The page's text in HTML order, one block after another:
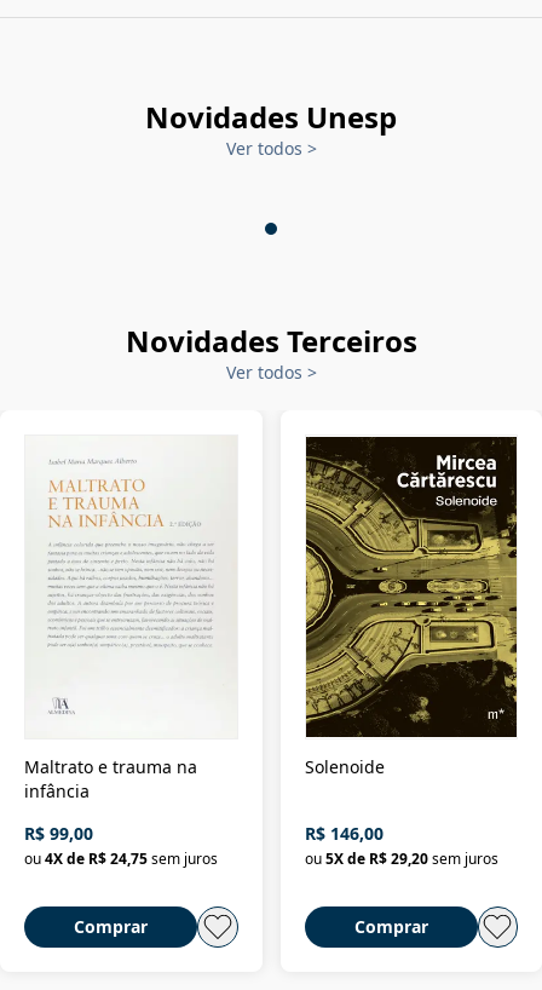
Novidades Unesp
Ver todos >
Novidades Terceiros
Ver todos >
Maltrato e trauma na
infância
R$ 99,00
ou4X de R$ 24,75sem juros
Comprar
Solenoide
R$ 146,00
ou 5X de R$ 29,20 sem juros
Comprar